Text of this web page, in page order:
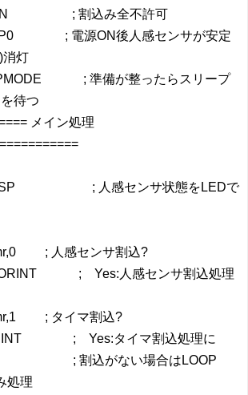
; 割込み全不許可
; 電源ON後人感センサが安定
消灯
; 準備が整ったらスリープ
待つ
メイン処理
; 人感センサ状態をLEDで
; 人感センサ割込?
; Yes:人感センサ割込処理
; タイマ割込?
; Yes:タイマ割込処理に
; 割込がない場合はLOOP
処理